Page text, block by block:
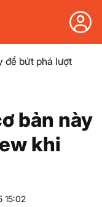
để bứt phá lượt
bản này
khi
15:02